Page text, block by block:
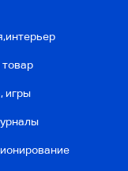
товар
игры